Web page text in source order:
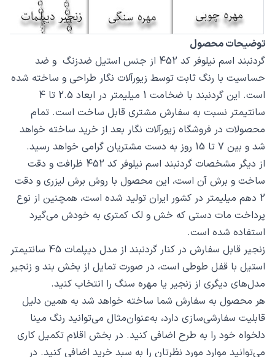
توضیحات محصول
گردنبند اسم نیلوفر کد 452 از جنس استیل ضدزنگ و ضد
حساسیت با رنگ ثابت توسط زیورآلات نگار طراحی و ساخته شده
است. این گردنبند با ضخامت 1 میلیمتر در ابعاد 2.5 تا 4
سانتیمتر نسبت به سفارش مشتری قابل ساخت است. تمام
محصولات در فروشگاه زیورآلات نگار بعد از خرید ساخته خواهد
شد و بین 7 تا 15 روز به دست مشتریان گرامی خواهد رسید.
از دیگر مشخصات گردنبند اسم نیلوفر کد 452 ظرافت و دقت
ساخت و برش آن است، این محصول با روش برش لیزری و دقت
2 دهم میلیمتر در کشور ایران تولید شده است، همچنین از نوع
پرداخت مات دستی که خش و لک کمتری به خودش می‌گیرد
استفاده شده است.
زنجیر قابل سفارش در کنار گردنبند از مدل دیپلمات 45 سانتیمتر
استیل با قفل طوطی است، در صورت تمایل از بخش بند و زنجیر
مدل‌های دیگری از زنجیر یا مهره سنگ را انتخاب کنید.
هر محصول به سفارش شما ساخته خواهد شد به همین دلیل
قابلیت سفارشی‌سازی دارد، به‌عنوان‌مثال می‌توانید رنگ مینا
دلخواه خود را به طرح اضافی کنید. در بخش اقلام تکمیل کاری
می‌توانید موارد مورد نظرتان را به سبد خرید اضافی کنید. در